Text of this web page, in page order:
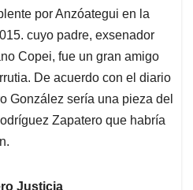
por Anzóategui en la
cuyo padre, exsenador
Copei, fue un gran amigo
De acuerdo con el diario
González sería una pieza del
Zapatero que habría
Justicia